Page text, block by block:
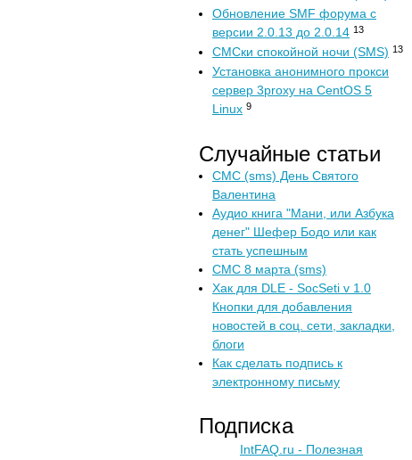
Обновление SMF форума с
версии 2.0.13 до 2.0.14 13
СМСки спокойной ночи (SMS) 13
Установка анонимного прокси
сервер 3proxy на CentOS 5
Linux 9
Случайные статьи
СМС (sms) День Святого
Валентина
Аудио книга "Мани, или Азбука
денег" Шефер Бодо или как
стать успешным
СМС 8 марта (sms)
Хак для DLE - SocSeti v 1.0
Кнопки для добавления
новостей в соц. сети, закладки,
блоги
Как сделать подпись к
электронному письму
Подписка
IntFAQ.ru - Полезная